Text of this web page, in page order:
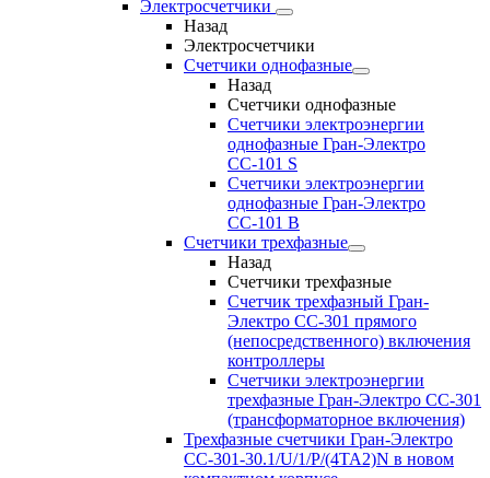
Электросчетчики
Назад
Электросчетчики
Счетчики однофазные
Назад
Счетчики однофазные
Счетчики электроэнергии
однофазные Гран-Электро
СС-101 S
Счетчики электроэнергии
однофазные Гран-Электро
СС-101 B
Счетчики трехфазные
Назад
Счетчики трехфазные
Счетчик трехфазный Гран-
Электро CC-301 прямого
(непосредственного) включения
контроллеры
Счетчики электроэнергии
трехфазные Гран-Электро CC-301
(трансформаторное включения)
Трехфазные счетчики Гран-Электро
СС-301-30.1/U/1/P/(4TA2)N в новом